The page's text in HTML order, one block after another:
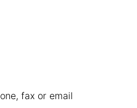
fax or email